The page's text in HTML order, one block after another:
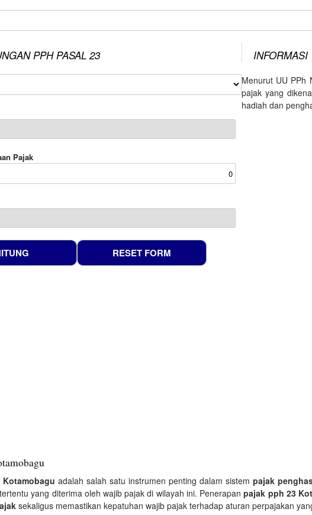
PPH PASAL 23
Pajak
INFORMASI
Menurut UU PPh
pajak yang
hadiah dan
adalah salah satu instrumen penting dalam sistem pajak
tertentu yang diterima oleh wajib pajak di wilayah ini. Penerapanpajak pph 23
sekaligus memastikan kepatuhan wajib pajak terhadap aturan perpajakan